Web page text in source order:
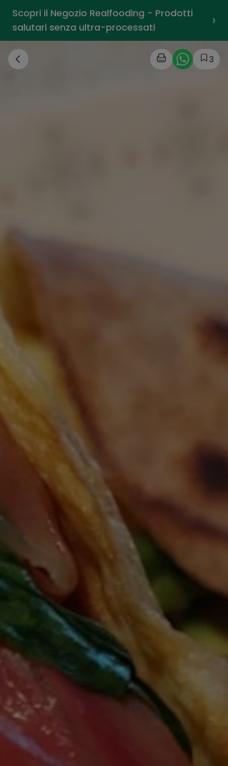
Scopri il Negozio Realfooding - Prodotti
salutari senza ultra-processati
›
3